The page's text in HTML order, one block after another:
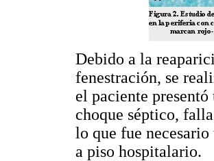
Debido a la
fenestración, se
el paciente
choque séptico,
lo que fue
a piso hospitalario.